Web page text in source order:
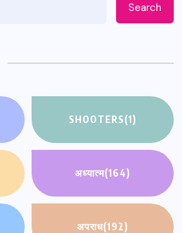
Search
SHOOTERS(1)
अध्यात्म(164)
अपराध(192)